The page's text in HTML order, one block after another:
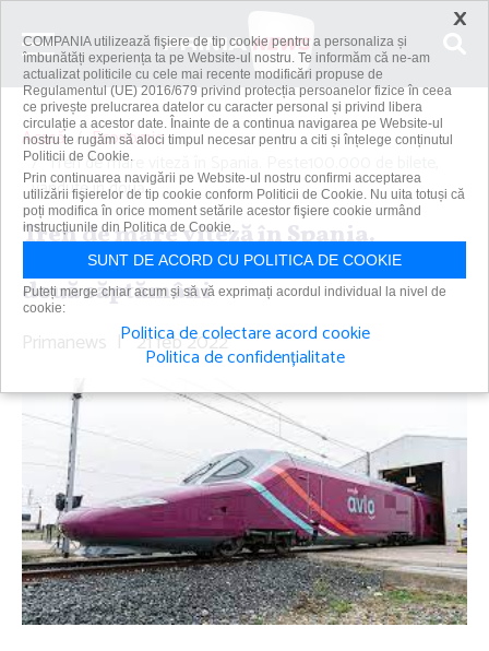
Acasă
Economic
Tren de mare viteză în Spania. Peste100.000 de bilete,
vândute în două...
Tren de mare viteză în Spania.
Peste100.000 de bilete, vândute în
două săptămâni
Primanews | 21 feb 2022
×
COMPANIA utilizează fişiere de tip cookie pentru a personaliza și
îmbunătăți experiența ta pe Website-ul nostru. Te informăm că ne-am
actualizat politicile cu cele mai recente modificări propuse de
Regulamentul (UE) 2016/679 privind protecția persoanelor fizice în ceea
ce privește prelucrarea datelor cu caracter personal și privind libera
circulație a acestor date. Înainte de a continua navigarea pe Website-ul
nostru te rugăm să aloci timpul necesar pentru a citi și înțelege conținutul
Politicii de Cookie.
Prin continuarea navigării pe Website-ul nostru confirmi acceptarea
utilizării fişierelor de tip cookie conform Politicii de Cookie. Nu uita totuși că
poți modifica în orice moment setările acestor fişiere cookie urmând
instrucțiunile din Politica de Cookie.
SUNT DE ACORD CU POLITICA DE COOKIE
Puteți merge chiar acum și să vă exprimați acordul individual la nivel de
cookie:
Politica de colectare acord cookie
Politica de confidențialitate